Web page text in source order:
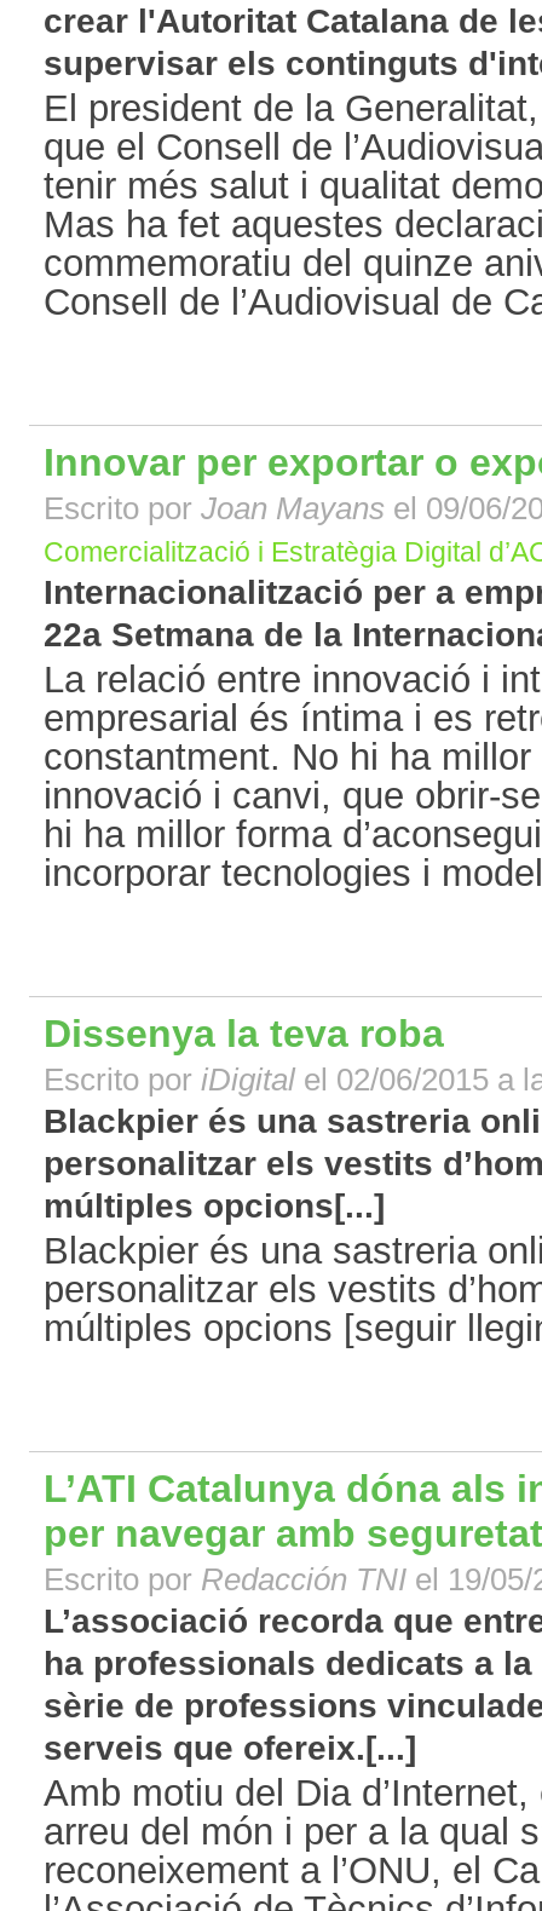
crear l'Autoritat Catalana de
supervisar els continguts
El president de la
que el Consell de
tenir més salut i qualitat
Mas ha fet aquestes
commemoratiu del quinze
Consell de l’Audiovisual de
Innovar per exportar o
Escrito por Joan Mayans el 09/06/
Comercialització i Estratègia Digital
Internacionalització per a
22a Setmana de la
La relació entre innovació i
empresarial és íntima i es
constantment. No hi ha
innovació i canvi, que obrir-
hi ha millor forma
incorporar tecnologies i
Dissenya la teva roba
Escrito por iDigital el 02/06/2015 a
Blackpier és una sastreria
personalitzar els vestits
múltiples opcions[...]
Blackpier és una sastreria
personalitzar els vestits
múltiples opcions [seguir
L’ATI Catalunya dóna als
per navegar amb seguretat
Escrito por Redacción TNI el 19/05/
L’associació recorda que
ha professionals dedicats a
sèrie de professions
serveis que ofereix.[...]
Amb motiu del Dia
arreu del món i per a la qual
reconeixement a l’ONU, el